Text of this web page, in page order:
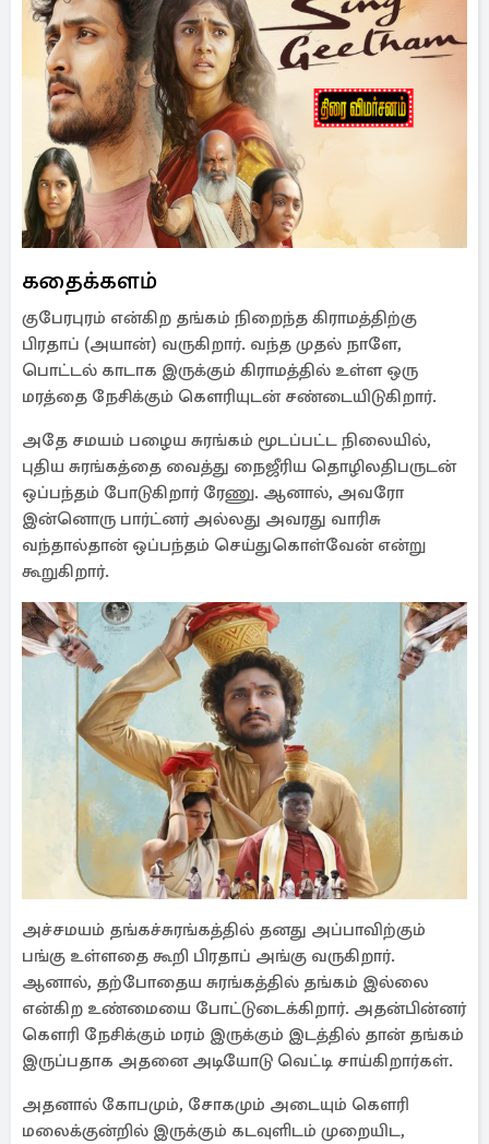
கதைக்களம்
குபேரபுரம் என்கிற தங்கம் நிறைந்த கிராமத்திற்கு
பிரதாப் (அயான்) வருகிறார். வந்த முதல் நாளே,
பொட்டல் காடாக இருக்கும் கிராமத்தில் உள்ள ஒரு
மரத்தை நேசிக்கும் கௌரியுடன் சண்டையிடுகிறார்.
அதே சமயம் பழைய சுரங்கம் மூடப்பட்ட நிலையில்,
புதிய சுரங்கத்தை வைத்து நைஜீரிய தொழிலதிபருடன்
ஒப்பந்தம் போடுகிறார் ரேணு. ஆனால், அவரோ
இன்னொரு பார்ட்னர் அல்லது அவரது வாரிசு
வந்தால்தான் ஒப்பந்தம் செய்துகொள்வேன் என்று
கூறுகிறார்.
அச்சமயம் தங்கச்சுரங்கத்தில் தனது அப்பாவிற்கும்
பங்கு உள்ளதை கூறி பிரதாப் அங்கு வருகிறார்.
ஆனால், தற்போதைய சுரங்கத்தில் தங்கம் இல்லை
என்கிற உண்மையை போட்டுடைக்கிறார். அதன்பின்னர்
கௌரி நேசிக்கும் மரம் இருக்கும் இடத்தில் தான் தங்கம்
இருப்பதாக அதனை அடியோடு வெட்டி சாய்கிறார்கள்.
அதனால் கோபமும், சோகமும் அடையும் கௌரி
மலைக்குன்றில் இருக்கும் கடவுளிடம் முறையிட,